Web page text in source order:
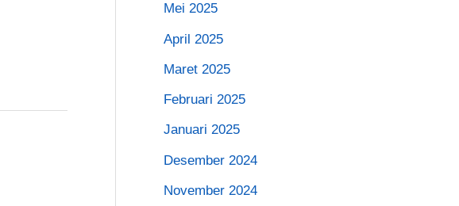
Mei 2025
April 2025
Maret 2025
Februari 2025
Januari 2025
Desember 2024
November 2024